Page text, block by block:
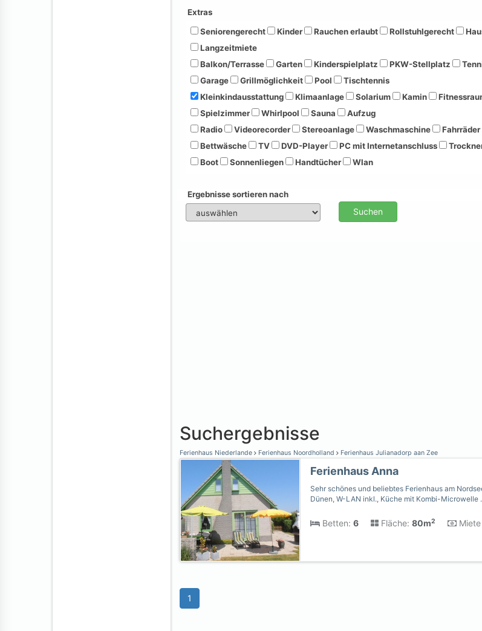
Extras
Seniorengerecht
Kinder Rauchen erlaubt Rollstuhlgerecht
Langzeitmiete
Balkon/Terrasse
Garten Kinderspielplatz PKW-Stellplatz
Garage
Grillmöglichkeit Pool
Tischtennis
Kleinkindausstattung
Klimaanlage Solarium Kamin
Spielzimmer
Whirlpool Sauna
Aufzug
Radio
Videorecorder Stereoanlage Waschmaschine Fahrräder
Bettwäsche
TV DVD-Player PC mit Internetanschluss
Boot
Sonnenliegen Handtücher Wlan
Ergebnisse sortieren nach
Suchen
Suchergebnisse
Ferienhaus Niederlande Ferienhaus Noordholland Ferienhaus Julianadorp aan Zee
Ferienhaus Anna
Sehr schönes und beliebtes Ferienhaus am
Dünen, W-LAN inkl., Küche mit Kombi-Microwelle
Betten: 6 Fläche: 80m2
1